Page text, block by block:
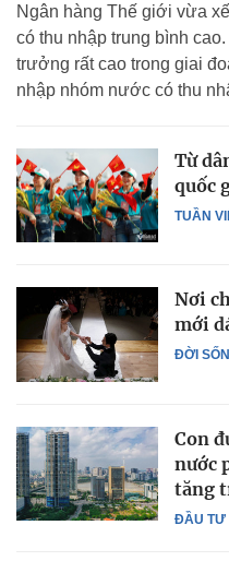
Ngân hàng Thế giới vừa
có thu nhập trung bình
trưởng rất cao trong giai
nhập nhóm nước có thu
TUẦN
Từ
quốc
ĐỜI
Nơi
mới
ĐẦU TƯ
Con
nước
tăng